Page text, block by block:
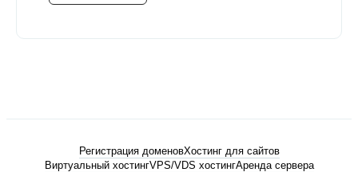
Регистрация доменовХостинг для сайтов
Виртуальный хостингVPS/VDS хостингАренда сервера